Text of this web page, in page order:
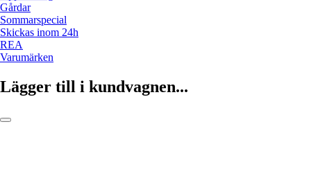
Gårdar
Sommarspecial
Skickas inom 24h
REA
Varumärken
Lägger till i kundvagnen...